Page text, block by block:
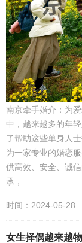
南京牵手婚介：为
中，越来越多的年
了帮助这些单身人
为一家专业的婚恋
供高效、安全、诚
承，…
时间：2024-05-28
女生择偶越来越